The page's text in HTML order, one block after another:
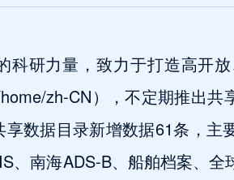
科研力量，致力于打造高开
zh-CN），不定期推出共
享数据目录新增数据61条，主
、南海ADS-B、船舶档案、全